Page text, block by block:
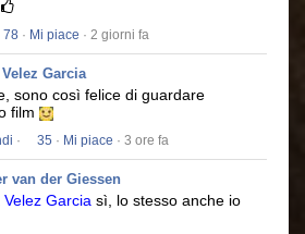
78 · Mi piace · 2 giorni fa
Garcia
sono così felice di guardare
film
· 35 · Mi piace · 3 ore fa
van der Giessen
Velez Garcia sì, lo stesso anche io